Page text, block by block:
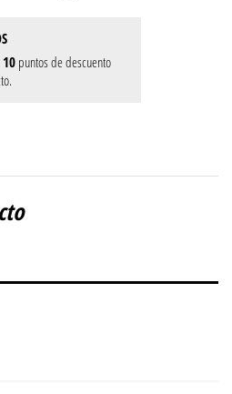
10 puntos de descuento